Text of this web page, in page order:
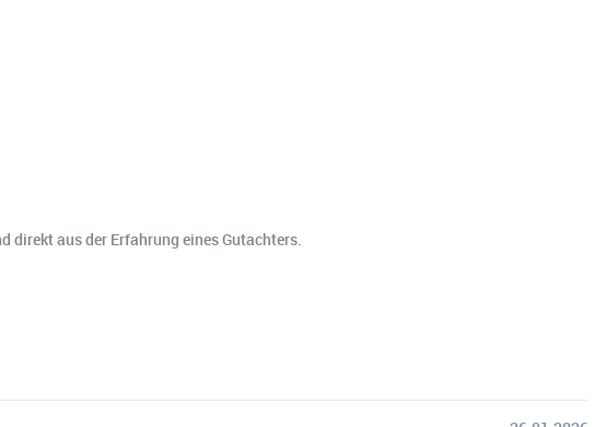
direkt aus der Erfahrung eines Gutachters.